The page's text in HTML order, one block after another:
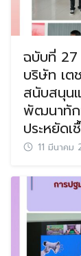
ฉบับที่ 27
บริษัท เ
สนับสนุน
พัฒนาทัก
ประหยัด
11 มีนาคม